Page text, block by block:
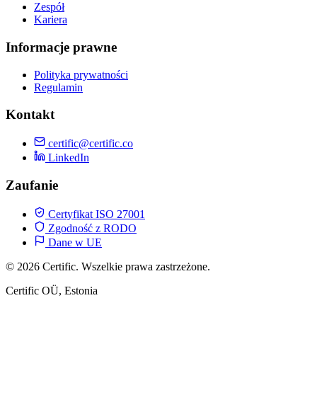
Zespół
Kariera
Informacje prawne
Polityka prywatności
Regulamin
Kontakt
certific@certific.co
LinkedIn
Zaufanie
Certyfikat ISO 27001
Zgodność z RODO
Dane w UE
© 2026 Certific. Wszelkie prawa zastrzeżone.
Certific OÜ, Estonia